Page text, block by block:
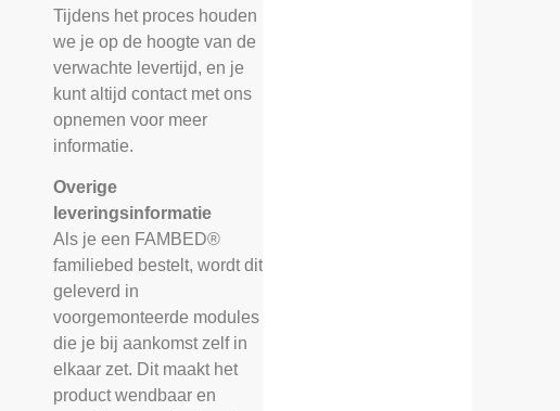
Tijdens het proces houden
we je op de hoogte van de
verwachte levertijd, en je
kunt altijd contact met ons
opnemen voor meer
informatie.
Overige
leveringsinformatie
Als je een FAMBED®
familiebed bestelt, wordt dit
geleverd in
voorgemonteerde modules
die je bij aankomst zelf in
elkaar zet. Dit maakt het
product wendbaar en